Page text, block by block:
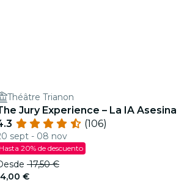
Théâtre Trianon
Jury Experience – La IA Asesina
(106)
sept - 08 nov
Hasta 20% de descuento
17,50 €
€